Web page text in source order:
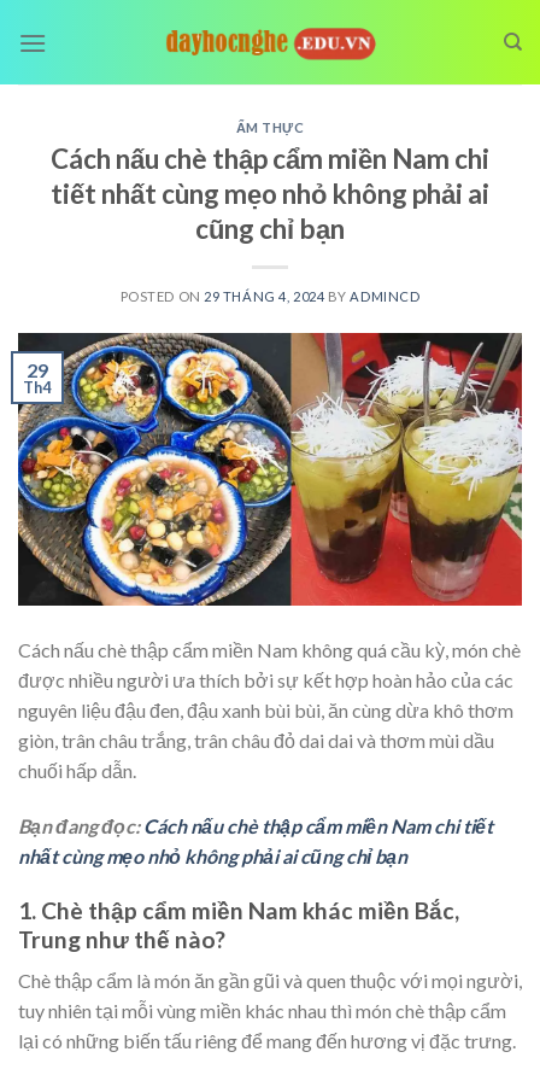
ẨM THỰC
Cách nấu chè thập cẩm miền Nam chi
tiết nhất cùng mẹo nhỏ không phải ai
cũng chỉ bạn
POSTED ON 29 THÁNG 4, 2024 BY ADMINCD
29
Th4
Cách nấu chè thập cẩm miền Nam không quá cầu kỳ, món chè
được nhiều người ưa thích bởi sự kết hợp hoàn hảo của các
nguyên liệu đậu đen, đậu xanh bùi bùi, ăn cùng dừa khô thơm
giòn, trân châu trắng, trân châu đỏ dai dai và thơm mùi dầu
chuối hấp dẫn.
Bạn đang đọc:Cách nấu chè thập cẩm miền Nam chi tiết
nhất cùng mẹo nhỏ không phải ai cũng chỉ bạn
1. Chè thập cẩm miền Nam khác miền Bắc,
Trung như thế nào?
Chè thập cẩm là món ăn gần gũi và quen thuộc với mọi người,
tuy nhiên tại mỗi vùng miền khác nhau thì món chè thập cẩm
lại có những biến tấu riêng để mang đến hương vị đặc trưng.